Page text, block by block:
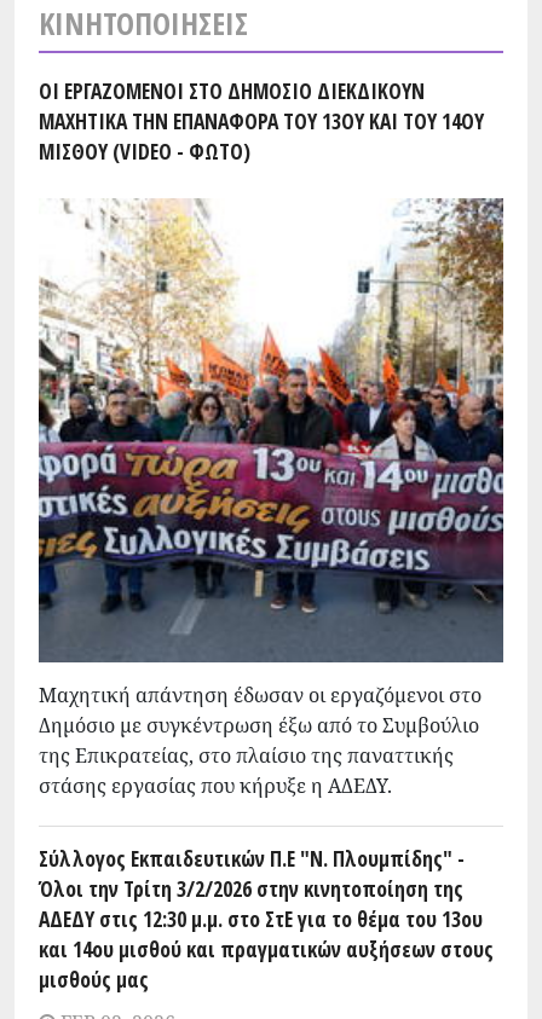
ΚΙΝΗΤΟΠΟΙΉΣΕΙΣ
ΟΙ ΕΡΓΑΖΌΜΕΝΟΙ ΣΤΟ ΔΗΜΌΣΙΟ ΔΙΕΚΔΙΚΟΎΝ
ΜΑΧΗΤΙΚΆ ΤΗΝ ΕΠΑΝΑΦΟΡΆ ΤΟΥ 13ΟΥ ΚΑΙ ΤΟΥ 14ΟΥ
ΜΙΣΘΟΎ (VIDEO - ΦΩΤΟ)
Μαχητική απάντηση έδωσαν οι εργαζόμενοι στο
Δημόσιο με συγκέντρωση έξω από το Συμβούλιο
της Επικρατείας, στο πλαίσιο της παναττικής
στάσης εργασίας που κήρυξε η ΑΔΕΔΥ.
Σύλλογος Εκπαιδευτικών Π.Ε "Ν. Πλουμπίδης" -
Όλοι την Τρίτη 3/2/2026 στην κινητοποίηση της
ΑΔΕΔΥ στις 12:30 μ.μ. στο ΣτΕ για το θέμα του 13ου
και 14ου μισθού και πραγματικών αυξήσεων στους
μισθούς μας